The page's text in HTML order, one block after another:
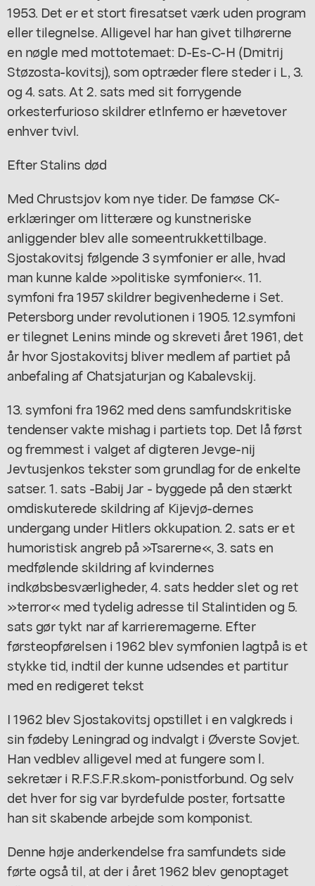
1953. Det er et stort firesatset værk uden program
eller tilegnelse. Alligevel har han givet tilhørerne
en nøgle med mottotemaet: D-Es-C-H (Dmitrij
Støzosta-kovitsj), som optræder flere steder i L, 3.
og 4. sats. At 2. sats med sit forrygende
orkesterfurioso skildrer etlnferno er hævetover
enhver tvivl.
Efter Stalins død
Med Chrustsjov kom nye tider. De famøse CK-
erklæringer om litterære og kunstneriske
anliggender blev alle someentrukkettilbage.
Sjostakovitsj følgende 3 symfonier er alle, hvad
man kunne kalde »politiske symfonier«. 11.
symfoni fra 1957 skildrer begivenhederne i Set.
Petersborg under revolutionen i 1905. 12.symfoni
er tilegnet Lenins minde og skreveti året 1961, det
år hvor Sjostakovitsj bliver medlem af partiet på
anbefaling af Chatsjaturjan og Kabalevskij.
13. symfoni fra 1962 med dens samfundskritiske
tendenser vakte mishag i partiets top. Det lå først
og fremmest i valget af digteren Jevge-nij
Jevtusjenkos tekster som grundlag for de enkelte
satser. 1. sats -Babij Jar - byggede på den stærkt
omdiskuterede skildring af Kijevjø-dernes
undergang under Hitlers okkupation. 2. sats er et
humoristisk angreb på »Tsarerne«, 3. sats en
medfølende skildring af kvindernes
indkøbsbesværligheder, 4. sats hedder slet og ret
»terror« med tydelig adresse til Stalintiden og 5.
sats gør tykt nar af karrieremagerne. Efter
førsteopførelsen i 1962 blev symfonien lagtpå is et
stykke tid, indtil der kunne udsendes et partitur
med en redigeret tekst
I 1962 blev Sjostakovitsj opstillet i en valgkreds i
sin fødeby Leningrad og indvalgt i Øverste Sovjet.
Han vedblev alligevel med at fungere som l.
sekretær i R.F.S.F.R.skom-ponistforbund. Og selv
det hver for sig var byrdefulde poster, fortsatte
han sit skabende arbejde som komponist.
Denne høje anderkendelse fra samfundets side
førte også til, at der i året 1962 blev genoptaget